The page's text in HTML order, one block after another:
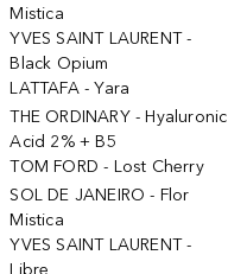
Mistica
YVES SAINT LAURENT -
Black Opium
LATTAFA - Yara
THE ORDINARY - Hyaluronic
Acid 2% + B5
TOM FORD - Lost Cherry
SOL DE JANEIRO - Flor
Mistica
YVES SAINT LAURENT -
Libre